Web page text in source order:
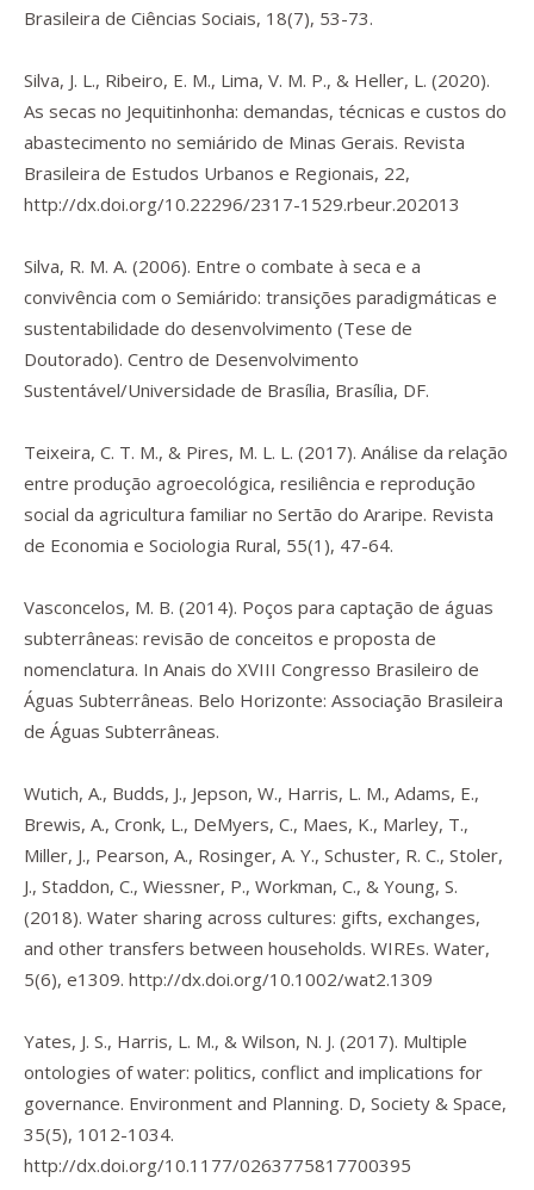
Brasileira de Ciências Sociais, 18(7), 53-73.
Silva, J. L., Ribeiro, E. M., Lima, V. M. P., & Heller, L. (2020).
As secas no Jequitinhonha: demandas, técnicas e custos do
abastecimento no semiárido de Minas Gerais. Revista
Brasileira de Estudos Urbanos e Regionais, 22,
http://dx.doi.org/10.22296/2317-1529.rbeur.202013
Silva, R. M. A. (2006). Entre o combate à seca e a
convivência com o Semiárido: transições paradigmáticas e
sustentabilidade do desenvolvimento (Tese de
Doutorado). Centro de Desenvolvimento
Sustentável/Universidade de Brasília, Brasília, DF.
Teixeira, C. T. M., & Pires, M. L. L. (2017). Análise da relação
entre produção agroecológica, resiliência e reprodução
social da agricultura familiar no Sertão do Araripe. Revista
de Economia e Sociologia Rural, 55(1), 47-64.
Vasconcelos, M. B. (2014). Poços para captação de águas
subterrâneas: revisão de conceitos e proposta de
nomenclatura. In Anais do XVIII Congresso Brasileiro de
Águas Subterrâneas. Belo Horizonte: Associação Brasileira
de Águas Subterrâneas.
Wutich, A., Budds, J., Jepson, W., Harris, L. M., Adams, E.,
Brewis, A., Cronk, L., DeMyers, C., Maes, K., Marley, T.,
Miller, J., Pearson, A., Rosinger, A. Y., Schuster, R. C., Stoler,
J., Staddon, C., Wiessner, P., Workman, C., & Young, S.
(2018). Water sharing across cultures: gifts, exchanges,
and other transfers between households. WIREs. Water,
5(6), e1309. http://dx.doi.org/10.1002/wat2.1309
Yates, J. S., Harris, L. M., & Wilson, N. J. (2017). Multiple
ontologies of water: politics, conflict and implications for
governance. Environment and Planning. D, Society & Space,
35(5), 1012-1034.
http://dx.doi.org/10.1177/0263775817700395